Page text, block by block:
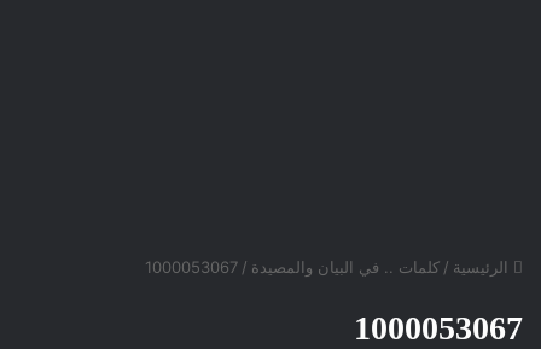
الرئيسية / كلمات .. في البيان والمصيدة /
1000053067
1000053067